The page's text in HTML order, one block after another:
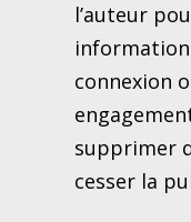
l’auteur
connexion
supprimer
cesser la